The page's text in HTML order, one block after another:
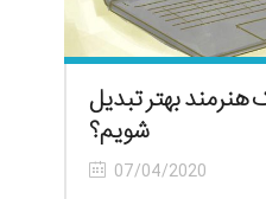
بهتر تبدیل
شویم؟
07/04/2020